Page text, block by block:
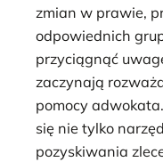
zmian w prawie,
odpowiednich
przyciągnąć
zaczynają
pomocy
się nie tylko
pozyskiwania